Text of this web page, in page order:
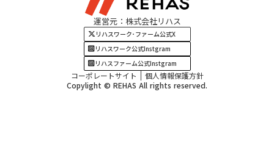
四国・九州エリア運営元：株式会社リハス
リハスワーク･ファーム公式X
リハスワーク公式Instgram
リハスファーム公式Instgram
コーポレートサイト
個人情報保護方針
Copylight © REHAS All rights reserved.